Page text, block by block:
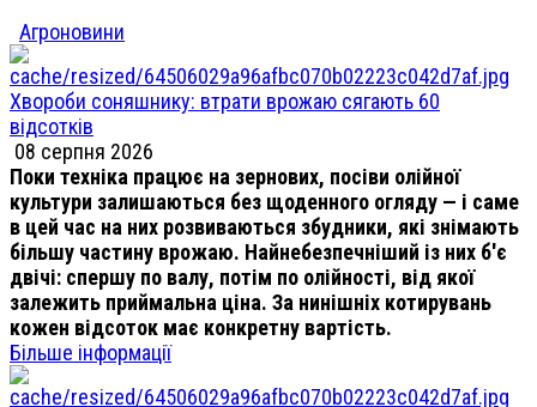
Агроновини
Хвороби соняшнику: втрати врожаю сягають 60
відсотків
08 серпня 2026
Поки техніка працює на зернових, посіви олійної
культури залишаються без щоденного огляду — і саме
в цей час на них розвиваються збудники, які знімають
більшу частину врожаю. Найнебезпечніший із них б'є
двічі: спершу по валу, потім по олійності, від якої
залежить приймальна ціна. За нинішніх котирувань
кожен відсоток має конкретну вартість.
Більше інформації